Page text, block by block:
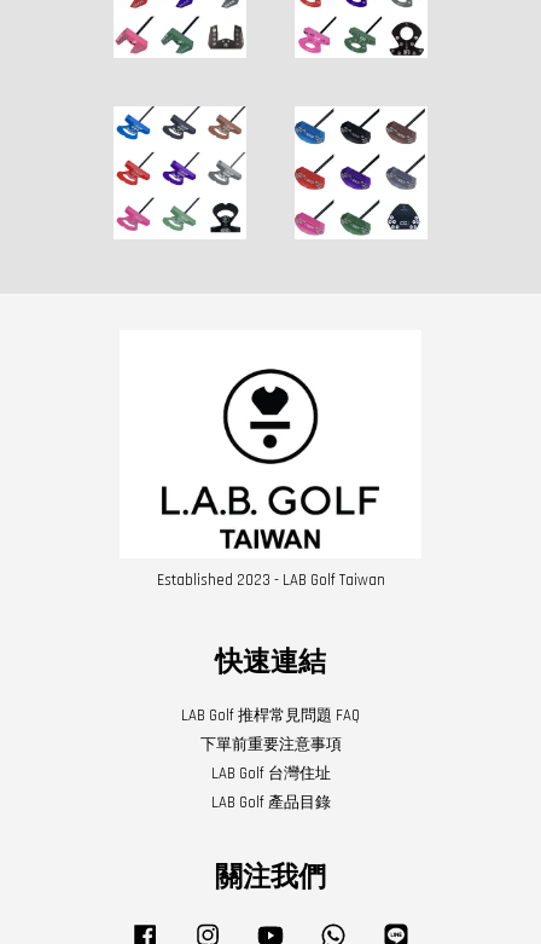
Established 2023 - LAB Golf Taiwan
快速連結
LAB Golf 推桿常見問題 FAQ
下單前重要注意事項
LAB Golf 台灣住址
LAB Golf 產品目錄
關注我們
Facebook Instagram YouTube Whatsapp